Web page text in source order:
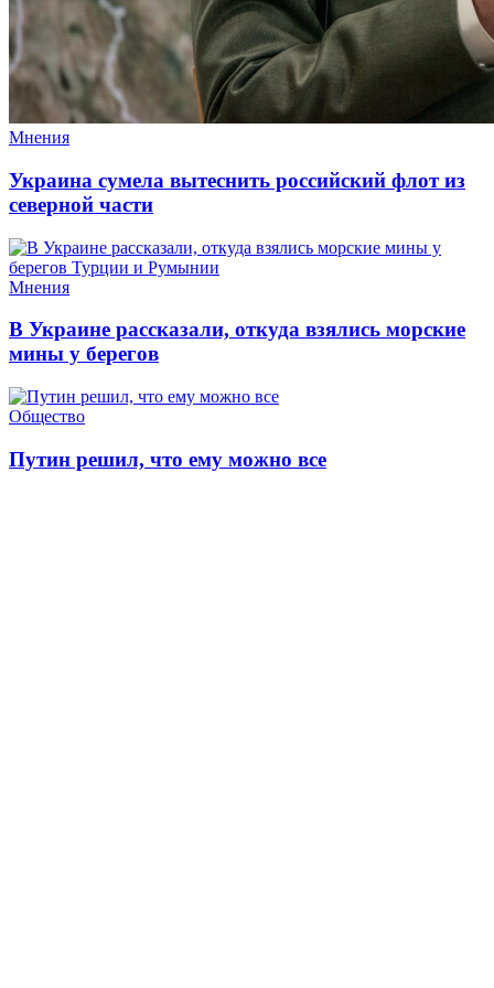
Мнения
Украина сумела вытеснить российский флот из
северной части
Мнения
В Украине рассказали, откуда взялись морские
мины у берегов
Общество
Путин решил, что ему можно все